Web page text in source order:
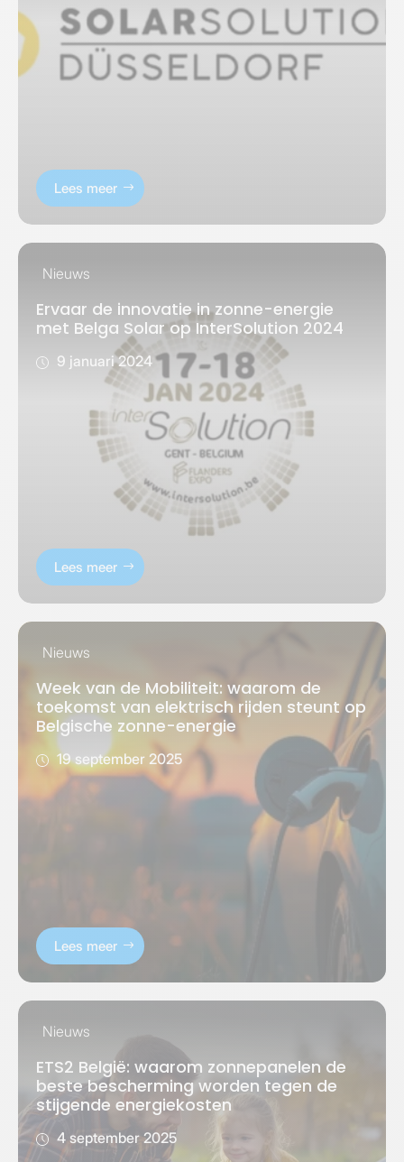
Lees meer
Nieuws
Ervaar de innovatie in zonne-energie
met Belga Solar op InterSolution 2024
9 januari 2024
Lees meer
Nieuws
Week van de Mobiliteit: waarom de
toekomst van elektrisch rijden steunt op
Belgische zonne-energie
19 september 2025
Lees meer
Nieuws
ETS2 België: waarom zonnepanelen de
beste bescherming worden tegen de
stijgende energiekosten
4 september 2025